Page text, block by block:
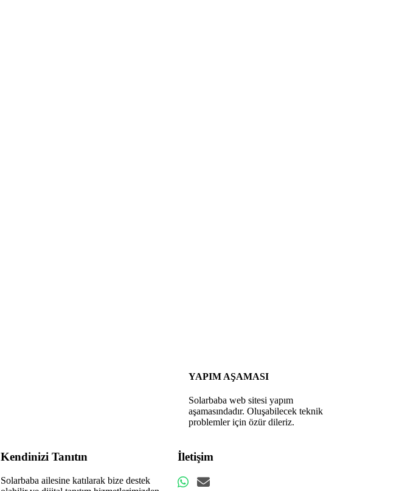
YAPIM AŞAMASI
Solarbaba web sitesi yapım
aşamasındadır. Oluşabilecek teknik
problemler için özür dileriz.
Kendinizi Tanıtın
Solarbaba ailesine katılarak bize destek
İletişim